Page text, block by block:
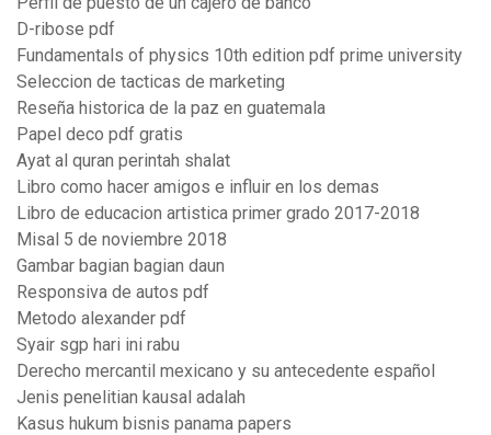
D-ribose pdf
Fundamentals of physics 10th edition pdf prime university
Seleccion de tacticas de marketing
Reseña historica de la paz en guatemala
Papel deco pdf gratis
Ayat al quran perintah shalat
Libro como hacer amigos e influir en los demas
Libro de educacion artistica primer grado 2017-2018
Misal 5 de noviembre 2018
Gambar bagian bagian daun
Responsiva de autos pdf
Metodo alexander pdf
Syair sgp hari ini rabu
Derecho mercantil mexicano y su antecedente español
Jenis penelitian kausal adalah
Kasus hukum bisnis panama papers